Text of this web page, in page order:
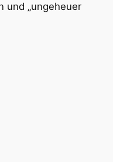
und „ungeheuer